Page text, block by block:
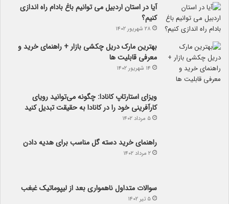
آیا در استان اردبیل می توانیم باغ بادام راه اندازی
کنیم؟
۲۸ شهریور ۱۴۰۲
بهترین مارک دریل چکشی بازار + راهنمای خرید و
معرفی قابلیت ها
۱۴ شهریور ۱۴۰۲
ویزای استارتاپ کانادا: چگونه می‌توانید رویای
کارآفرینی خود را در کانادا به حقیقت تبدیل کنید
۵ مرداد ۱۴۰۲